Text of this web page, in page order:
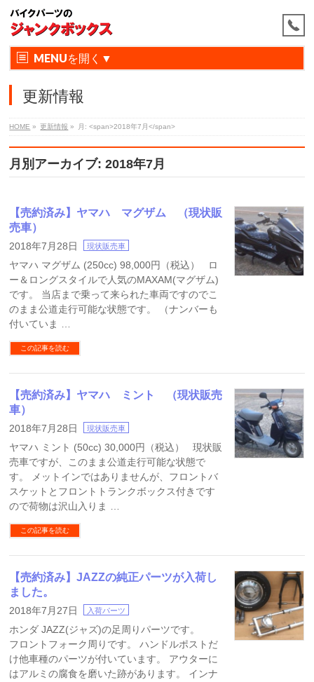
MENU
更新情報
HOME » 更新情報 » 月: <span>2018年7月</span>
月別アーカイブ: 2018年7月
【売約済み】ヤマハ マグザム （現状販
売車）
2018年7月28日 現状販売車
ヤマハ マグザム (250cc) 98,000円（税込） ロ
ー＆ロングスタイルで人気のMAXAM(マグザム)
です。 当店まで乗って来られた車両ですのでこ
のまま公道走行可能な状態です。 （ナンバーも
付いていま …
この記事を読む
【売約済み】ヤマハ ミント （現状販売
車）
2018年7月28日 現状販売車
ヤマハ ミント (50cc) 30,000円（税込） 現状販
売車ですが、このまま公道走行可能な状態で
す。 メットインではありませんが、フロントバ
スケットとフロントトランクボックス付きです
ので荷物は沢山入りま …
この記事を読む
【売約済み】JAZZの純正パーツが入荷し
ました。
2018年7月27日 入荷パーツ
ホンダ JAZZ(ジャズ)の足周りパーツです。
フロントフォーク周りです。 ハンドルポストだ
け他車種のパーツが付いています。 アウターに
はアルミの腐食を磨いた跡があります。 インナ